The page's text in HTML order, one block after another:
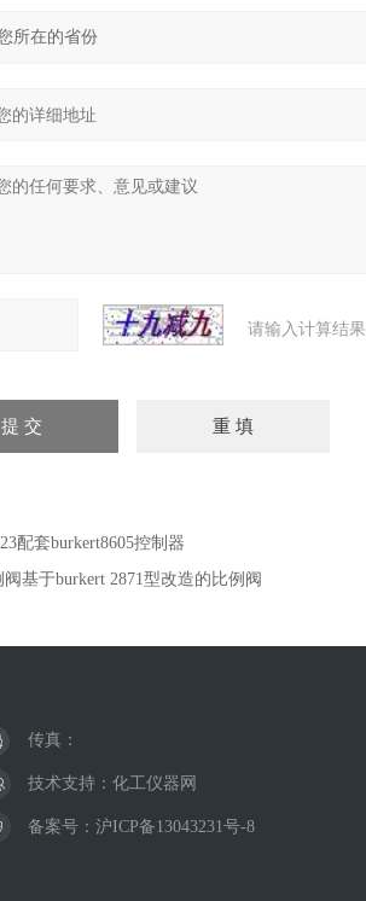
请输入计算结
配套burkert8605控制器
阀基于burkert 2871型改造的比例阀
传真：
技术支持： 化工仪器网
备案号： 沪ICP备13043231号-8